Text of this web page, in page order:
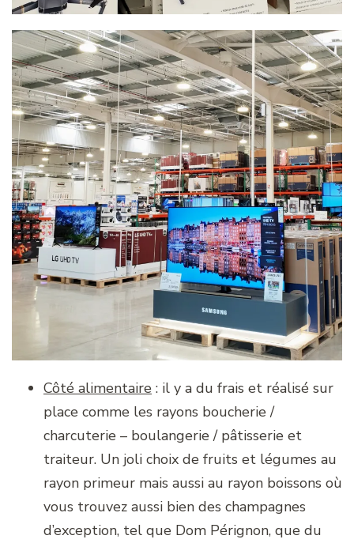
Côté alimentaire : il y a du frais et réalisé sur
place comme les rayons boucherie /
charcuterie – boulangerie / pâtisserie et
traiteur. Un joli choix de fruits et légumes au
rayon primeur mais aussi au rayon boissons où
vous trouvez aussi bien des champagnes
d’exception, tel que Dom Pérignon, que du